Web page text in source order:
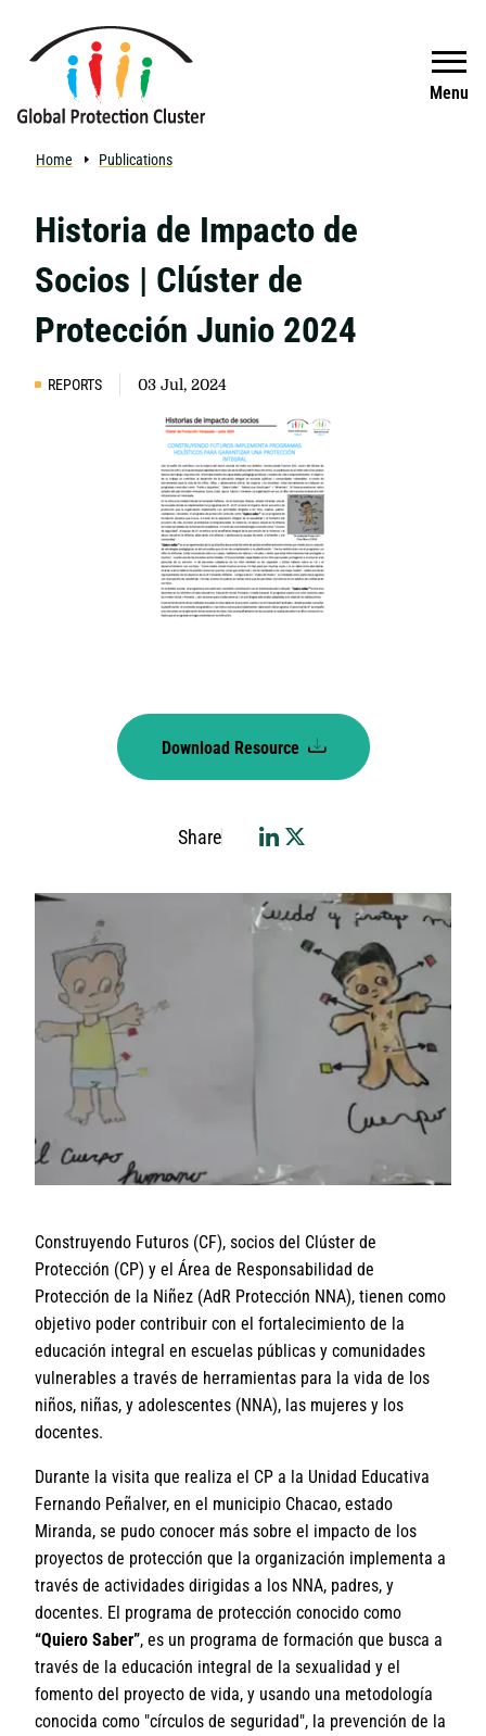
Menu
Search
Home Publications
Historia de Impacto de
Socios | Clúster de
Protección Junio 2024
REPORTS 03 Jul, 2024
Download Resource
Share
Construyendo Futuros (CF), socios del Clúster de
Protección (CP) y el Área de Responsabilidad de
Protección de la Niñez (AdR Protección NNA), tienen como
objetivo poder contribuir con el fortalecimiento de la
educación integral en escuelas públicas y comunidades
vulnerables a través de herramientas para la vida de los
niños, niñas, y adolescentes (NNA), las mujeres y los
docentes.
Durante la visita que realiza el CP a la Unidad Educativa
Fernando Peñalver, en el municipio Chacao, estado
Miranda, se pudo conocer más sobre el impacto de los
proyectos de protección que la organización implementa a
través de actividades dirigidas a los NNA, padres, y
docentes. El programa de protección conocido como
“Quiero Saber”, es un programa de formación que busca a
través de la educación integral de la sexualidad y el
fomento del proyecto de vida, y usando una metodología
conocida como "círculos de seguridad", la prevención de la